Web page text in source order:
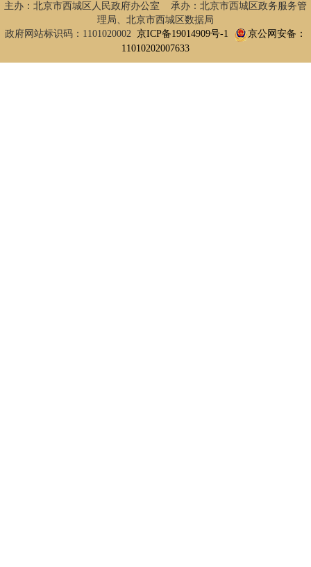
主办：北京市西城区人民政府办公室 承办：北京市西城区政务服务管
理局、北京市西城区数据局
政府网站标识码：1101020002 京ICP备19014909号-1
京公网安备：
11010202007633